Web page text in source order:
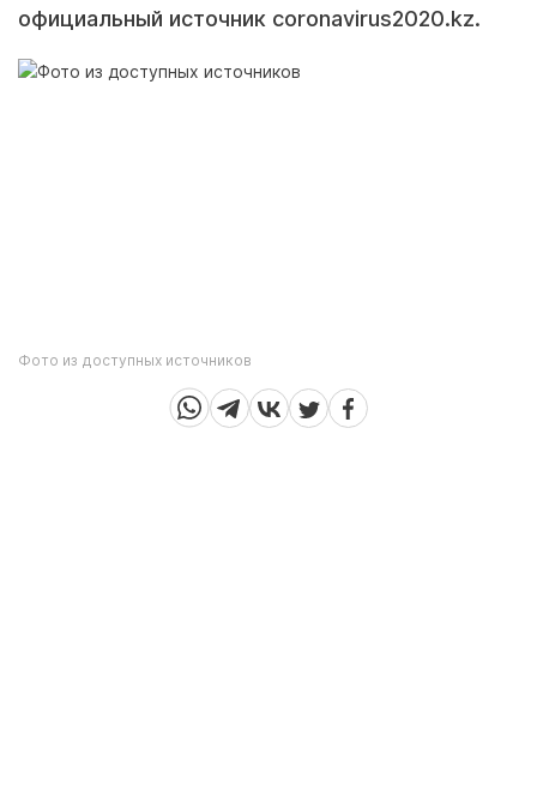
официальный источник coronavirus2020.kz.
Фото из доступных источников